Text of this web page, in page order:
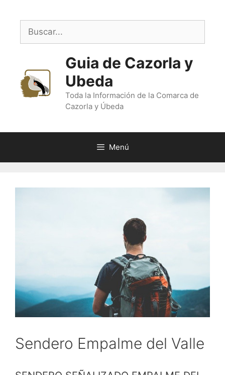
contenido
Buscar:
Guia de Cazorla y
Ubeda
Toda la Información de la Comarca de
Cazorla y Úbeda
Menú
Sendero Empalme del Valle